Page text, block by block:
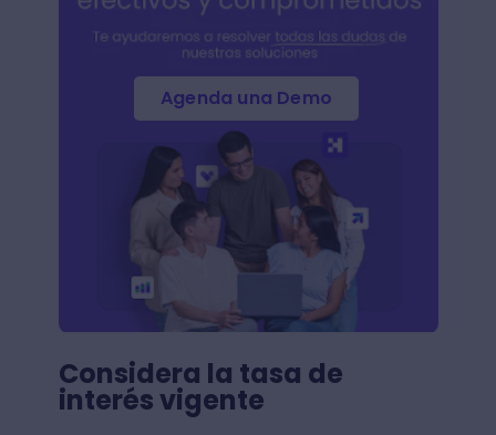
Agenda una Demo
Considera la tasa de
interés vigente